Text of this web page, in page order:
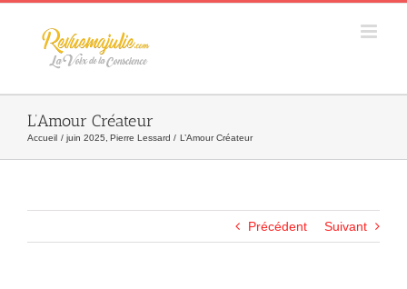
Skip
L’Amour Créateur
Accueil juin 2025 Pierre Lessard L’Amour Créateur
Précédent Suivant